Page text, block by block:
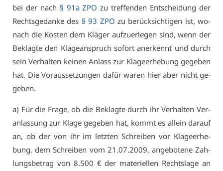
bei der nach § 91a ZPO zu tref­fen­den Ent­schei­dung der
Rechts­ge­dan­ke des § 93 ZPO zu be­rück­sich­ti­gen ist, wo­
nach die Kos­ten dem Klä­ger auf­zu­er­le­gen sind, wenn der
Be­klag­te den Kla­ge­an­spruch so­fort an­er­kennt und durch
sein Ver­hal­ten kei­nen An­lass zur Kla­ge­er­he­bung ge­ge­ben
hat. Die Vor­aus­set­zun­gen da­für wa­ren hier aber nicht ge­
ge­ben.
a) Für die Fra­ge, ob die Be­klag­te durch ihr Ver­hal­ten Ver­
an­las­sung zur Kla­ge ge­ge­ben hat, kommt es al­lein dar­auf
an, ob der von ihr im letz­ten Schrei­ben vor Kla­ge­er­he­
bung, dem Schrei­ben vom 21.07.2009, an­ge­bo­te­ne Zah­
lungs­be­trag von 8.500 € der ma­te­ri­el­len Rechts­la­ge an